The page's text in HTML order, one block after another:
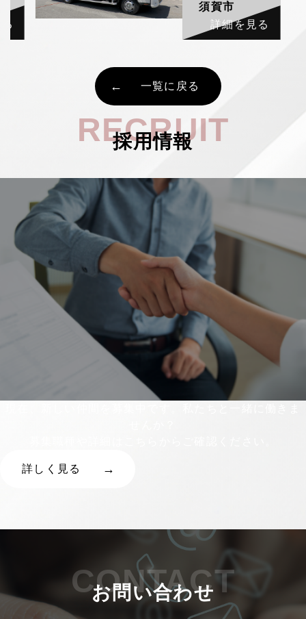
須賀市
詳細を見る
一覧に戻る
RECRUIT
採用情報
詳しく見る
CONTACT
お問い合わせ